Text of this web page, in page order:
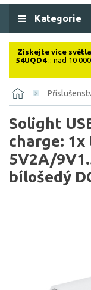
Kategorie
Získejte více
54UQD4:: nad 10
Solight
charge: 1x
5V2A/
bílošedý